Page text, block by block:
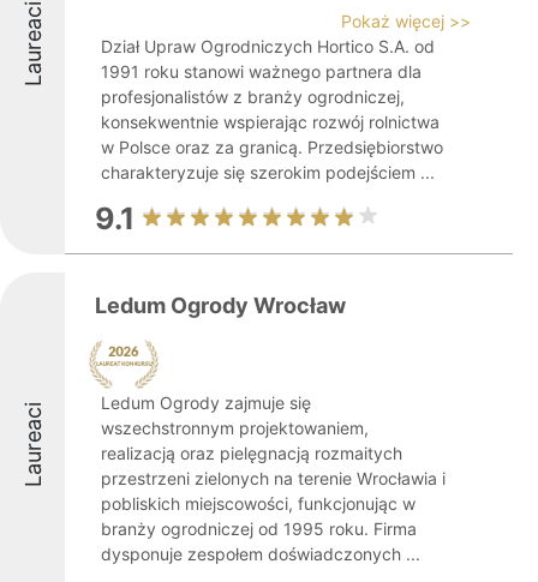
Laureaci
Pokaż więcej >>
Dział Upraw Ogrodniczych Hortico S.A. od
1991 roku stanowi ważnego partnera dla
profesjonalistów z branży ogrodniczej,
konsekwentnie wspierając rozwój rolnictwa
w Polsce oraz za granicą. Przedsiębiorstwo
charakteryzuje się szerokim podejściem ...
9.1
Laureaci
Ledum Ogrody Wrocław
Ledum Ogrody zajmuje się
wszechstronnym projektowaniem,
realizacją oraz pielęgnacją rozmaitych
przestrzeni zielonych na terenie Wrocławia i
pobliskich miejscowości, funkcjonując w
branży ogrodniczej od 1995 roku. Firma
dysponuje zespołem doświadczonych ...